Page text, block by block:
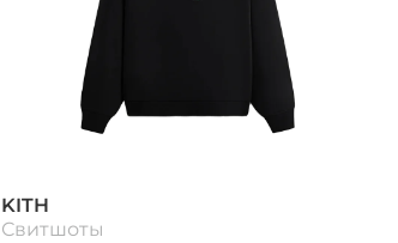
KITH
Свитшоты